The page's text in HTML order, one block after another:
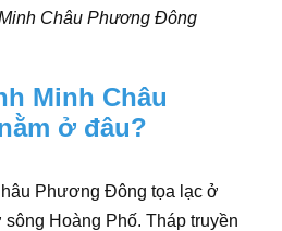
Châu Phương Đông
Minh Châu
ở đâu?
Phương Đông tọa lạc ở
Hoàng Phố. Tháp truyền